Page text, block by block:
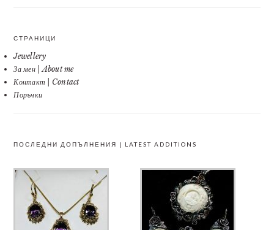
СТРАНИЦИ
Jewellery
За мен | About me
Контакт | Contact
Поръчки
ПОСЛЕДНИ ДОПЪЛНЕНИЯ | LATEST ADDITIONS